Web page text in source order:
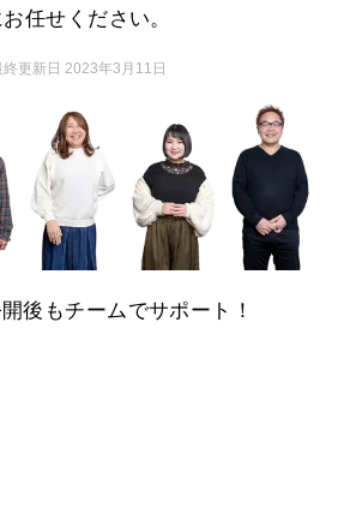
任せください。
更新日 2023年3月11日
後もチームでサポート！